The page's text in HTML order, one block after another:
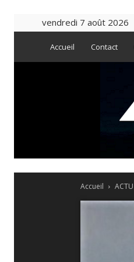
vendredi 7 août 2026
Accueil Contact
Accueil ACTU